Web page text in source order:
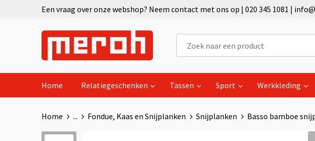
Een vraag over onze webshop? Neem contact met ons op | 020 345 1081 |
Home Relatiegeschenken Tassen Sport Werkkleding
Home ... Fondue, Kaas en Snijplanken Snijplanken Basso bamboe